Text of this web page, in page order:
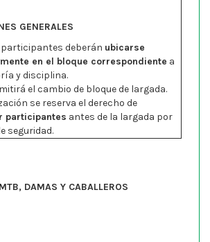
GENERALES
participantes deberán ubicarse
en el bloque correspondiente a
y disciplina.
el cambio de bloque de largada.
se reserva el derecho de
participantes antes de la largada por
seguridad.
DAMAS Y CABALLEROS